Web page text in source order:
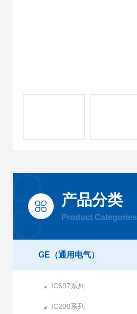
产品分类
Product Categories
GE（通用电气）
IC697系列
IC200系列